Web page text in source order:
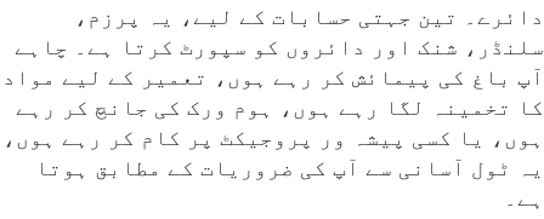
دائرے۔ تین جہتی حسابات کے لیے، یہ پرزم،
سلنڈر، شنک اور دائروں کو سپورٹ کرتا ہے۔ چاہے
آپ باغ کی پیمائش کر رہے ہوں، تعمیر کے لیے مواد
کا تخمینہ لگا رہے ہوں، ہوم ورک کی جانچ کر رہے
ہوں، یا کسی پیشہ ور پروجیکٹ پر کام کر رہے ہوں،
یہ ٹول آسانی سے آپ کی ضروریات کے مطابق ہوتا
ہے۔